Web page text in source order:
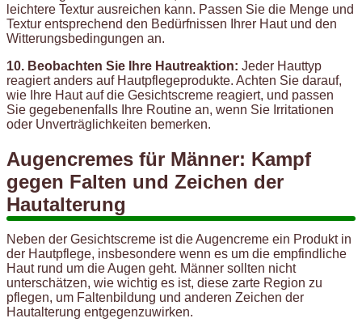
leichtere Textur ausreichen kann. Passen Sie die Menge und
Textur entsprechend den Bedürfnissen Ihrer Haut und den
Witterungsbedingungen an.
10. Beobachten Sie Ihre Hautreaktion: Jeder Hauttyp
reagiert anders auf Hautpflegeprodukte. Achten Sie darauf,
wie Ihre Haut auf die Gesichtscreme reagiert, und passen
Sie gegebenenfalls Ihre Routine an, wenn Sie Irritationen
oder Unverträglichkeiten bemerken.
Augencremes für Männer: Kampf
gegen Falten und Zeichen der
Hautalterung
Neben der Gesichtscreme ist die Augencreme ein Produkt in
der Hautpflege, insbesondere wenn es um die empfindliche
Haut rund um die Augen geht. Männer sollten nicht
unterschätzen, wie wichtig es ist, diese zarte Region zu
pflegen, um Faltenbildung und anderen Zeichen der
Hautalterung entgegenzuwirken.